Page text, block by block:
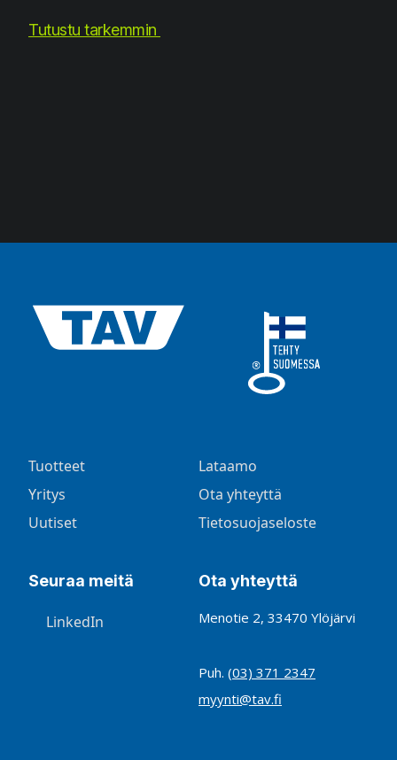
Tutustu tarkemmin
Tuotteet
Yritys
Uutiset
Lataamo
Ota yhteyttä
Tietosuojaseloste
Seuraa meitä
LinkedIn
Ota yhteyttä
Menotie 2, 33470 Ylöjärvi
Puh. (03) 371 2347
myynti@tav.fi